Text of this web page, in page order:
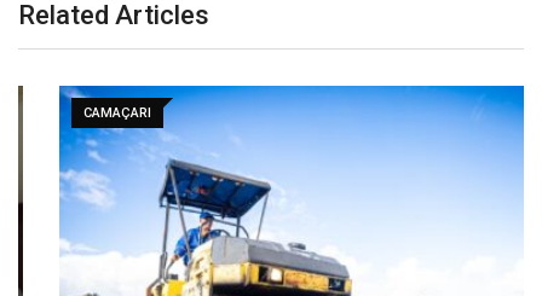
Related Articles
CAMAÇARI